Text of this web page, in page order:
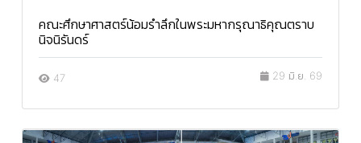
คณะศึกษาศาสตร์น้อมรำลึกในพระมหากรุณาธิคุณตราบ
นิจนิรันดร์
47 29 มิ.ย. 69